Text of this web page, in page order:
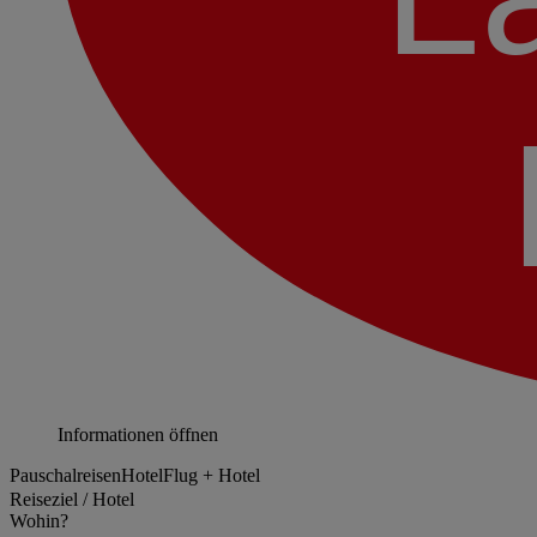
Informationen öffnen
PauschalreisenHotelFlug + Hotel
Reiseziel / Hotel
Wohin?